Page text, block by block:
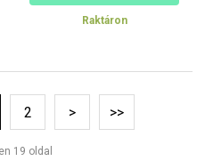
Raktáron
2 > >>
19 oldal